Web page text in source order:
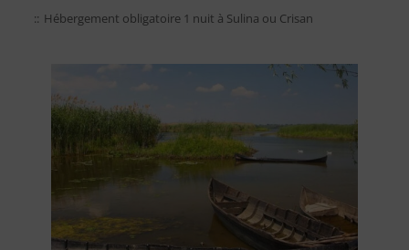
:: Hébergement obligatoire 1 nuit à Sulina ou Crisan